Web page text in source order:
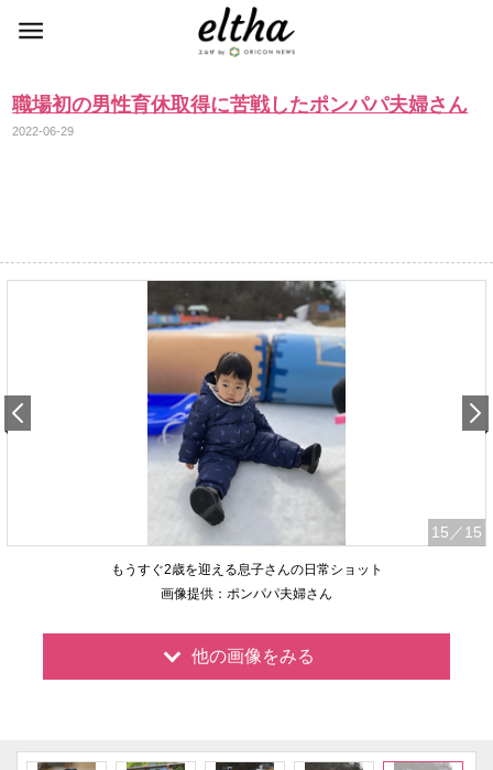
職場初の男性育休取得に苦戦したポンパパ夫婦さん
2022-06-29
15 ／15
もうすぐ2歳を迎える息子さんの日常ショット
画像提供：ポンパパ夫婦さん
他の画像をみる